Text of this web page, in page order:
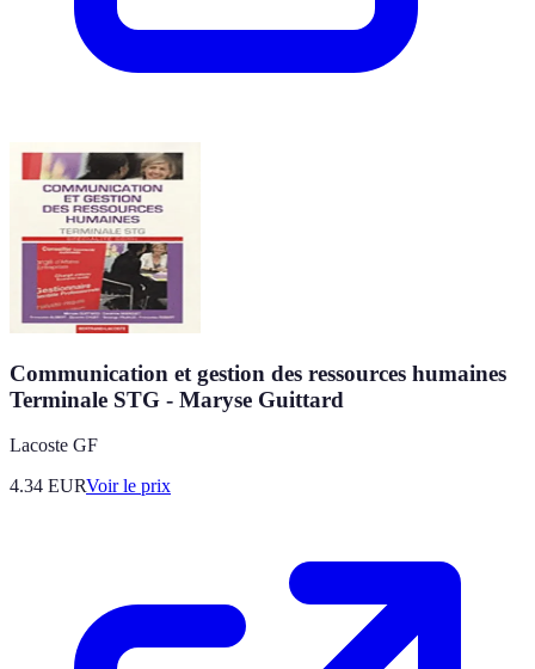
Communication et gestion des ressources humaines
Terminale STG - Maryse Guittard
Lacoste GF
4.34 EURVoir le prix